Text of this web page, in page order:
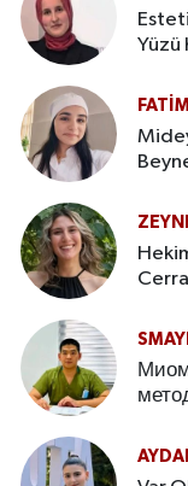
Yüzü